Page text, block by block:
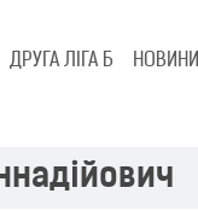
ДРУГА ЛІГА Б НОВИНИ